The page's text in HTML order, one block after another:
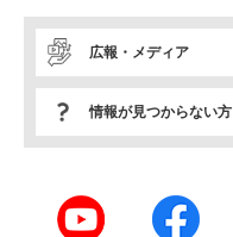
広報・メディア
情報が見つからない方